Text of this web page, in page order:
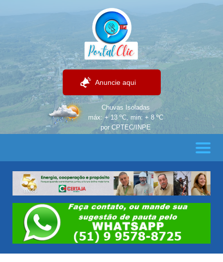
Anuncie aqui
Chuvas Isoladas
máx: + 13 ºC, min: + 8 ºC
por CPTEC/INPE